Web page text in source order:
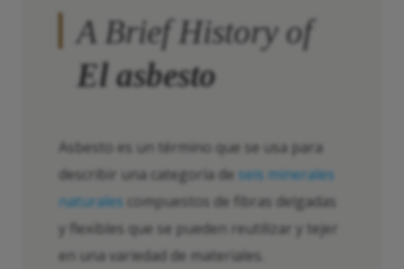
A Brief History of
El asbesto
Asbesto es un término que se usa para
describir una categoría de seis minerales
naturales compuestos de fibras delgadas
y flexibles que se pueden reutilizar y tejer
en una variedad de materiales.